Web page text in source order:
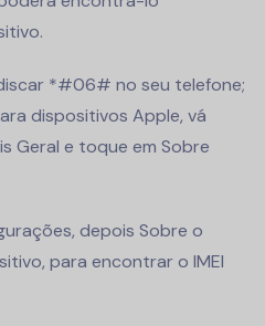
*#06# no seu telefone;
dispositivos Apple, vá
Geral e toque em Sobre
depois Sobre o
para encontrar o IMEI